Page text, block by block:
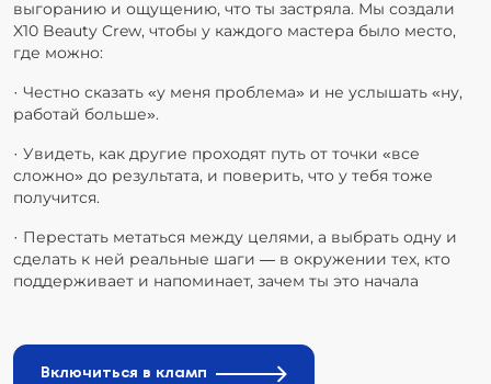
выгоранию и ощущению, что ты застряла. Мы создали
X10 Beauty Crew, чтобы у каждого мастера было место,
где можно:
· Честно сказать «у меня проблема» и не услышать «ну,
работай больше».
· Увидеть, как другие проходят путь от точки «все
сложно» до результата, и поверить, что у тебя тоже
получится.
· Перестать метаться между целями, а выбрать одну и
сделать к ней реальные шаги — в окружении тех, кто
поддерживает и напоминает, зачем ты это начала
Включиться в кламп